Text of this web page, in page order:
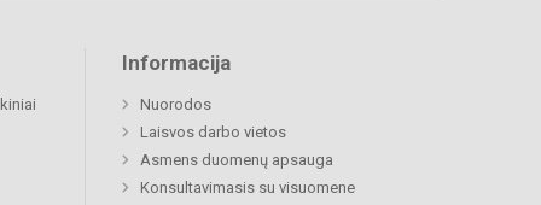
Informacija
Nuorodos
Laisvos darbo vietos
Asmens duomenų apsauga
Konsultavimasis su visuomene